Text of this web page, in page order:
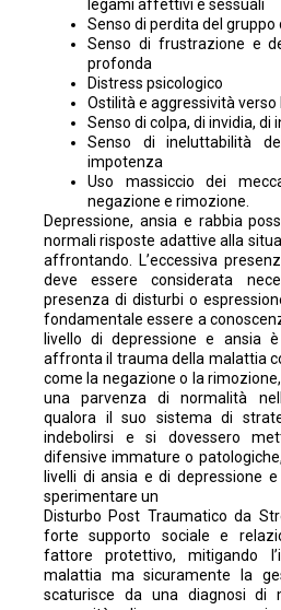
legami affettivi e sessuali
Senso di perdita del
Senso di frustrazione e
profonda
Distress psicologico
Ostilità e aggressività
Senso di colpa, di invidia, di
Senso di ineluttabilità
impotenza
Uso massiccio dei
negazione e rimozione.
Depressione, ansia e rabbia
normali risposte adattive alla
affrontando. L’eccessiva
deve essere considerata
presenza di disturbi o
fondamentale essere a
livello di depressione e ansia
affronta il trauma della malattia
come la negazione o la
una parvenza di normalità
qualora il suo sistema di
indebolirsi e si dovessero
difensive immature o
livelli di ansia e di depressione
sperimentare un
Disturbo Post Traumatico da
forte supporto sociale e
fattore protettivo, mitigando
malattia ma sicuramente la
scaturisce da una diagnosi di